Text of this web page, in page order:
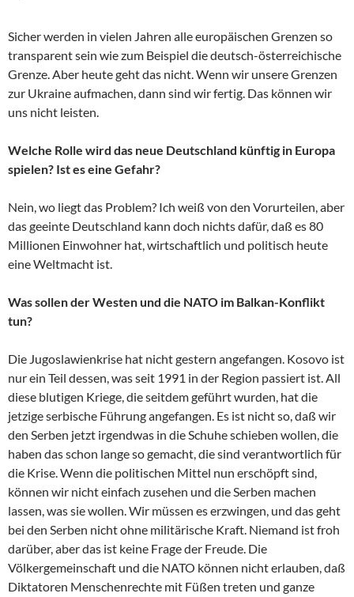
Sicher werden in vielen Jahren alle europäischen Grenzen so
transparent sein wie zum Beispiel die deutsch-österreichische
Grenze. Aber heute geht das nicht. Wenn wir unsere Grenzen
zur Ukraine aufmachen, dann sind wir fertig. Das können wir
uns nicht leisten.
Welche Rolle wird das neue Deutschland künftig in Europa
spielen? Ist es eine Gefahr?
Nein, wo liegt das Problem? Ich weiß von den Vorurteilen, aber
das geeinte Deutschland kann doch nichts dafür, daß es 80
Millionen Einwohner hat, wirtschaftlich und politisch heute
eine Weltmacht ist.
Was sollen der Westen und die NATO im Balkan-Konflikt
tun?
Die Jugoslawienkrise hat nicht gestern angefangen. Kosovo ist
nur ein Teil dessen, was seit 1991 in der Region passiert ist. All
diese blutigen Kriege, die seitdem geführt wurden, hat die
jetzige serbische Führung angefangen. Es ist nicht so, daß wir
den Serben jetzt irgendwas in die Schuhe schieben wollen, die
haben das schon lange so gemacht, die sind verantwortlich für
die Krise. Wenn die politischen Mittel nun erschöpft sind,
können wir nicht einfach zusehen und die Serben machen
lassen, was sie wollen. Wir müssen es erzwingen, und das geht
bei den Serben nicht ohne militärische Kraft. Niemand ist froh
darüber, aber das ist keine Frage der Freude. Die
Völkergemeinschaft und die NATO können nicht erlauben, daß
Diktatoren Menschenrechte mit Füßen treten und ganze